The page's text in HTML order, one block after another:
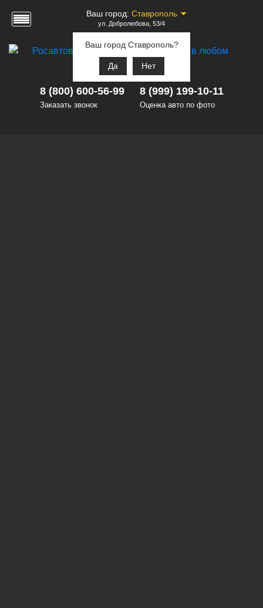
Ваш город: Ставрополь
Ваш город Ставрополь?
Да Нет
ул. Добролюбова, 53/4
8 (800) 600-56-99
Заказать звонок
8 (999) 199-10-11
Оценка авто по фото